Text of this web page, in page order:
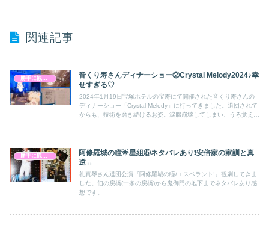
関連記事
勝手に観劇感想文
音くり寿さんディナーショー②Crystal Melody2024♪幸
せすぎる♡
2024年1月19日宝塚ホテルの宝寿にて開催された音くり寿さんの
ディナーショー「Crystal Melody」に行ってきました。退団されて
からも、技術を磨き続けるお姿。涙腺崩壊してしまい、うろ覚えな
勝手に観劇感想文
阿修羅城の瞳🌟星組⑤ネタバレあり❗安倍家の家訓と真
逆↔️
礼真琴さん退団公演『阿修羅城の瞳/エスペラント!』観劇してきま
した。佃の戻橋(一条の戻橋)から鬼御門の地下までネタバレあり感
想です。